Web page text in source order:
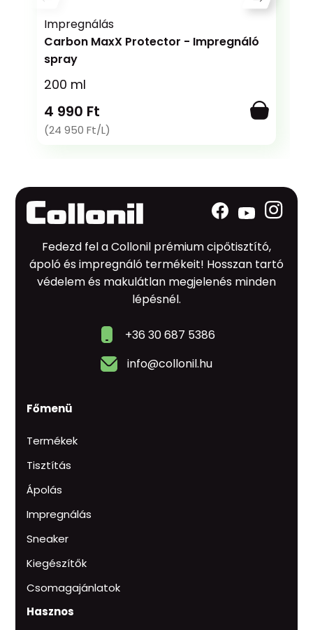
Impregnálás
Carbon MaxX Protector - Impregnáló
spray
200 ml
4 990 Ft
(24 950 Ft/L)
Fedezd fel a Collonil prémium cipőtisztító,
ápoló és impregnáló termékeit! Hosszan tartó
védelem és makulátlan megjelenés minden
lépésnél.
+36 30 687 5386
info@collonil.hu
Főmenü
Termékek
Tisztítás
Ápolás
Impregnálás
Sneaker
Kiegészítők
Csomagajánlatok
Hasznos